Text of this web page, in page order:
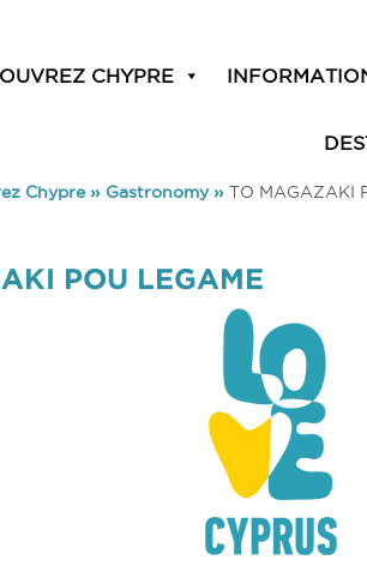
CHYPRE
Chypre» Gastronomy» TO MAGAZAKI
POU LEGAME